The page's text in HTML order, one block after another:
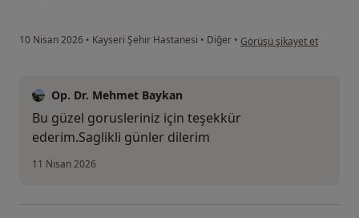
10 Nisan 2026 • Kayseri Şehir Hastanesi • Diğer • kullanıcının görüşüne
Görüşü şikayet et
Op. Dr. Mehmet Baykan
Bu güzel gorusleriniz için teşekkür
ederim.Saglikli günler dilerim
11 Nisan 2026